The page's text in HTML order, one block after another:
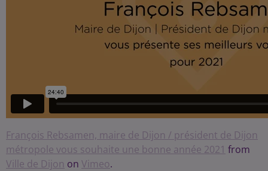
François Rebsamen, maire de Dijon / président de Dijon
métropole vous souhaite une bonne année 2021 from
Ville de Dijon on Vimeo.